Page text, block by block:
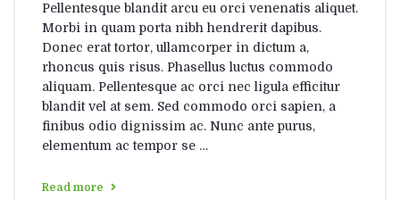
Pellentesque blandit arcu eu orci venenatis aliquet.
Morbi in quam porta nibh hendrerit dapibus.
Donec erat tortor, ullamcorper in dictum a,
rhoncus quis risus. Phasellus luctus commodo
aliquam. Pellentesque ac orci nec ligula efficitur
blandit vel at sem. Sed commodo orci sapien, a
finibus odio dignissim ac. Nunc ante purus,
elementum ac tempor se …
Read more